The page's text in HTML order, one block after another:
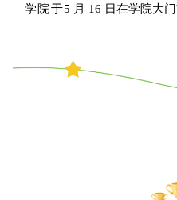
学院于5 月 16 日在学院大